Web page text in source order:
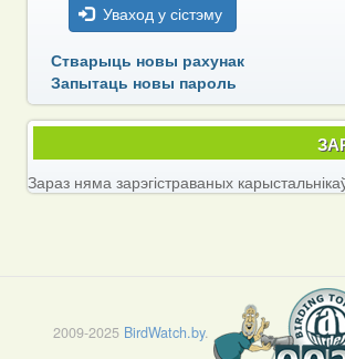
Уваход у сістэму
Стварыць новы рахунак
Запытаць новы пароль
Зараз няма зарэгістраваных
2009-2025 BirdWatch.by.